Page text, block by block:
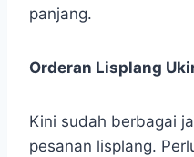
panjang.
Orderan Lisplang
Kini sudah berbagai
pesanan lisplang.